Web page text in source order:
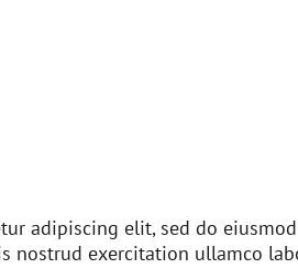
adipiscing elit, sed do
nostrud exercitation ullamco